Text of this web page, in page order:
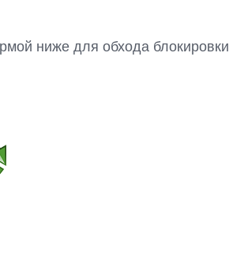
ниже для обхода блокировки